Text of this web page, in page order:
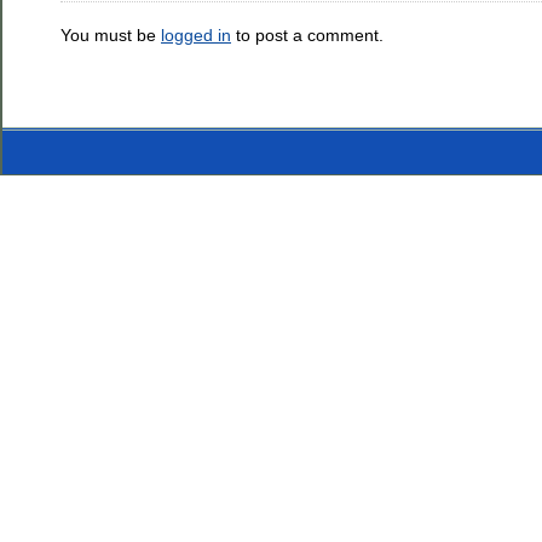
You must be logged in to post a comment.